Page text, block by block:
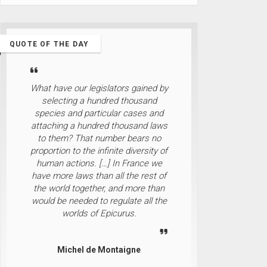
QUOTE OF THE DAY
What have our legislators gained by
selecting a hundred thousand
species and particular cases and
attaching a hundred thousand laws
to them? That number bears no
proportion to the infinite diversity of
human actions. […] In France we
have more laws than all the rest of
the world together, and more than
would be needed to regulate all the
worlds of Epicurus.
Michel de Montaigne